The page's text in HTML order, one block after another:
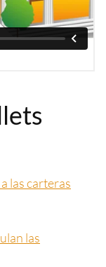
las carteras
las